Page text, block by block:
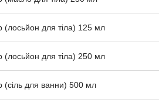
(лосьйон для тіла) 125 мл
(лосьйон для тіла) 250 мл
(сіль для ванни) 500 мл